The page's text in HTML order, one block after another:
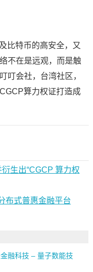
比特币的高安全，又
不在是远观，而是触
叮会社，台湾社区，
算力权证打造成
生出“CGCP 算力权
布式普惠金融平台
融科技 – 量子数能技